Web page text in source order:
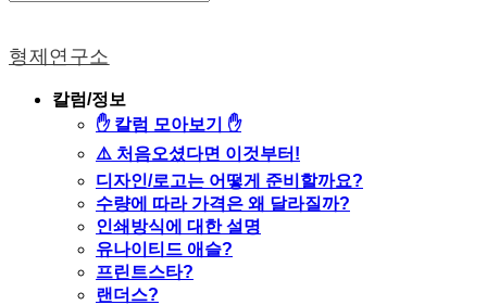
형제연구소
칼럼/정보
✋ 칼럼 모아보기 ✋
⚠️ 처음오셨다면 이것부터!
디자인/로고는 어떻게 준비할까요?
수량에 따라 가격은 왜 달라질까?
인쇄방식에 대한 설명
유나이티드 애슬?
프린트스타?
랜더스?